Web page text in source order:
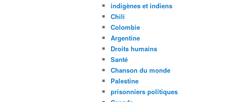
indigènes et indiens
Chili
Colombie
Argentine
Droits humains
Santé
Chanson du monde
Palestine
prisonniers politiques